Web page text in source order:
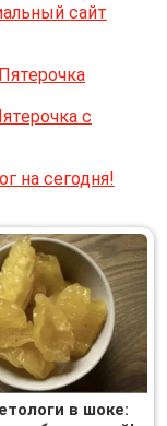
сайт
с
на сегодня!
в шоке: